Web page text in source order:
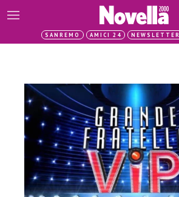
SANREMO AMICI 24 NEWSLETTER